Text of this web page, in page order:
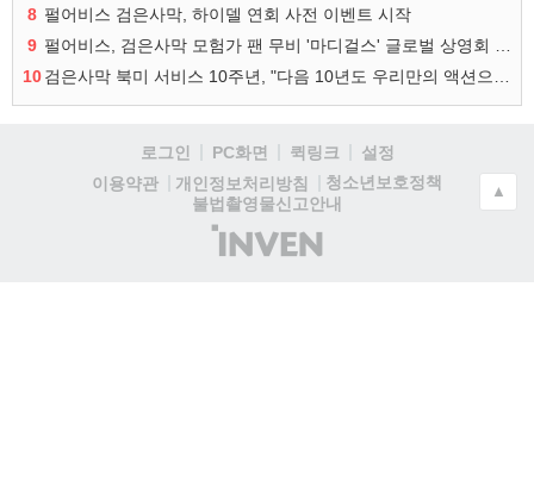
8 펄어비스 검은사막, 하이델 연회 사전 이벤트 시작
9
10
로그인 PC화면 퀵링크
설정
이용약관
개인정보처리방침
청소년보호정책
불법촬영물신고안내
(주)
인
▲